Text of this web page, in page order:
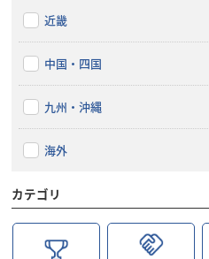
近畿
中国・四国
九州・沖縄
海外
カテゴリ